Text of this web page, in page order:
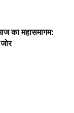
का महासमागम: